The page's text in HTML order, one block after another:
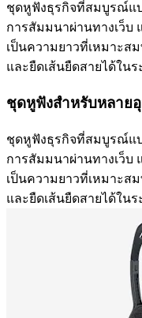
ชุดหูฟังธุรกิจที่สมบูรณ์แบ
การสัมมนาผ่านทางเว็บ
เป็นความยาวที่เหมาะ
และยืดเส้นยืดสายได้ใน
ชุดหูฟังสำหรับหลาย
ชุดหูฟังธุรกิจที่สมบูรณ์แบ
การสัมมนาผ่านทางเว็บ
เป็นความยาวที่เหมาะ
และยืดเส้นยืดสายได้ใน